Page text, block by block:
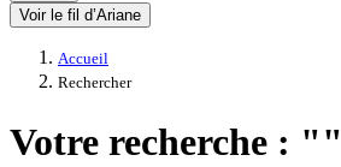
Voir le fil d’Ariane
Accueil
Rechercher
Votre recherche : ""